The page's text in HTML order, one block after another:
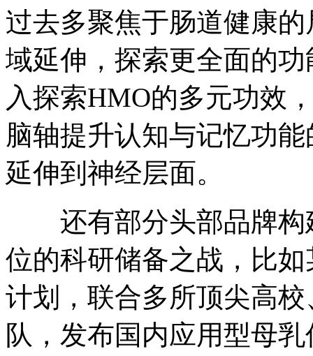
过去多聚焦于肠道健康
域延伸，探索更全面的
入探索HMO的多元功效
脑轴提升认知与记忆功
延伸到神经层面。
还有部分头部品牌构
位的科研储备之战，比
计划，联合多所顶尖高
队，发布国内应用型母